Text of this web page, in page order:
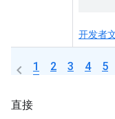
开发者
1 2 3 4 5
直接